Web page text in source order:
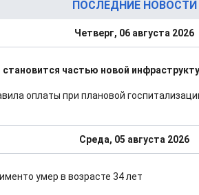
ПОСЛЕДНИЕ НОВОСТИ
Четверг, 06 августа 2026
частью новой
оплаты при плановой
Среда, 05 августа 2026
умер в возрасте 34 лет